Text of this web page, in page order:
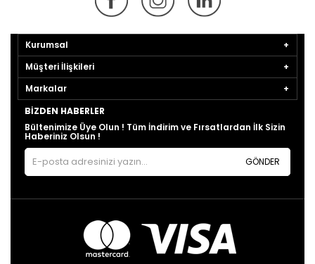
Kurumsal
Müşteri İlişkileri
Markalar
BIZDEN HABERLER
Bültenimize Üye Olun ! Tüm İndirim ve Fırsatlardan İlk Sizin
Haberiniz Olsun !
GÖNDER